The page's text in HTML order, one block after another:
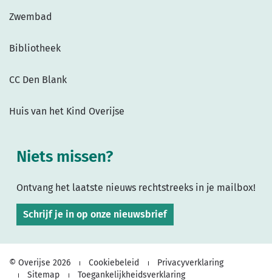
Zwembad
Bibliotheek
CC Den Blank
Huis van het Kind Overijse
Niets missen?
Ontvang het laatste nieuws rechtstreeks in je mailbox!
Schrijf je in op onze nieuwsbrief
© Overijse 2026 Cookiebeleid
Privacyverklaring
Sitemap
Toegankelijkheidsverklaring